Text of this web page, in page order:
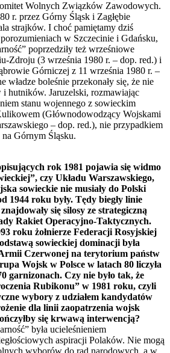
Wolnych Związków Zawodowych.
r. przez Górny Śląsk i Zagłębie
strajków. I choć pamiętamy dziś
w Szczecinie i Gdańsku,
poprzedziły też wrześniowe
Zdroju (3 września 1980 r. – dop. red.) i
Górniczej z 11 września 1980 r. –
władze boleśnie przekonały się, że nie
hutników. Jaruzelski, rozmawiając
stanu wojennego z sowieckim
(Głównodowodzący Wojskami
– dop. red.), nie przypadkiem
na Górnym Śląsku.
rok 1981 pojawia się widmo
czy Układu Warszawskiego,
sowieckie nie musiały do Polski
1944 roku były. Tędy biegły linie
się silosy ze strategiczną
Rakiet Operacyjno-Taktycznych.
roku żołnierze Federacji Rosyjskiej
sowieckiej dominacji była
Czerwonej na terytorium państw
Wojsk w Polsce w latach 80 liczyła
garnizonach. Czy nie było tak, że
Rubikonu” w 1981 roku, czyli
wybory z udziałem kandydatów
dla linii zaopatrzenia wojsk
się krwawą interwencją?
była ucieleśnieniem
aspiracji Polaków. Nie mogą
wyborów do rad narodowych, a w